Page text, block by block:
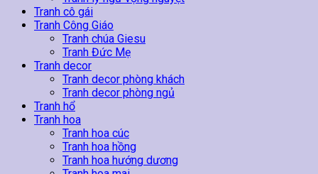
Tranh cô gái
Tranh Công Giáo
Tranh chúa Giesu
Tranh Đức Mẹ
Tranh decor
Tranh decor phòng khách
Tranh decor phòng ngủ
Tranh hổ
Tranh hoa
Tranh hoa cúc
Tranh hoa hồng
Tranh hoa hướng dương